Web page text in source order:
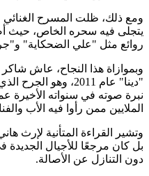
ومع ذلك، ظلت المسرح الغنائي
روائع مثل "علي الضحكاية"
وبموازاة هذا النجاح، عاش شاكر
"دينا" عام 2011،
نبرة صوته في سنواته الأخيرة
الملايين ممن رأوا فيه الأب
وتشير القراءة المتأنية لإرث
بل كان مرجعًا للأجيال الجديدة
دون التنازل عن الأصالة.